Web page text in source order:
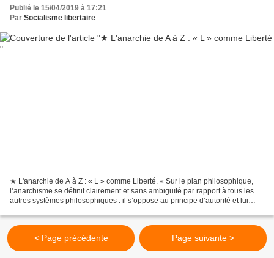
Publié le 15/04/2019 à 17:21
Par Socialisme libertaire
★ L'anarchie de A à Z : « L » comme Liberté. « Sur le plan philosophique,
l’anarchisme se définit clairement et sans ambiguïté par rapport à tous les
autres systèmes philosophiques : il s’oppose au principe d’autorité et lui
< Page précédente Page suivante >